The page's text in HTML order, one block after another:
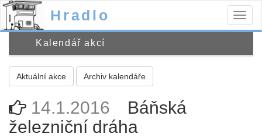
Hradlo
Kalendář akcí
Aktuální akce Archiv kalendáře
14.1.2016
Báňská
železniční dráha